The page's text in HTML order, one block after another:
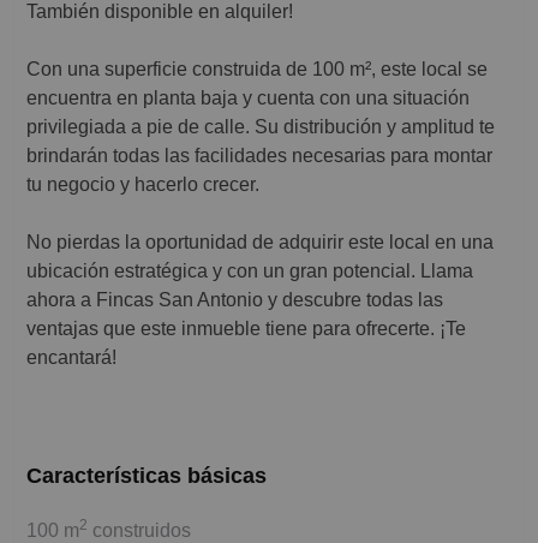
También disponible en alquiler!
Con una superficie construida de 100 m², este local se
encuentra en planta baja y cuenta con una situación
privilegiada a pie de calle. Su distribución y amplitud te
brindarán todas las facilidades necesarias para montar
tu negocio y hacerlo crecer.
No pierdas la oportunidad de adquirir este local en una
ubicación estratégica y con un gran potencial. Llama
ahora a Fincas San Antonio y descubre todas las
ventajas que este inmueble tiene para ofrecerte. ¡Te
encantará!
Características básicas
100 m2 construidos